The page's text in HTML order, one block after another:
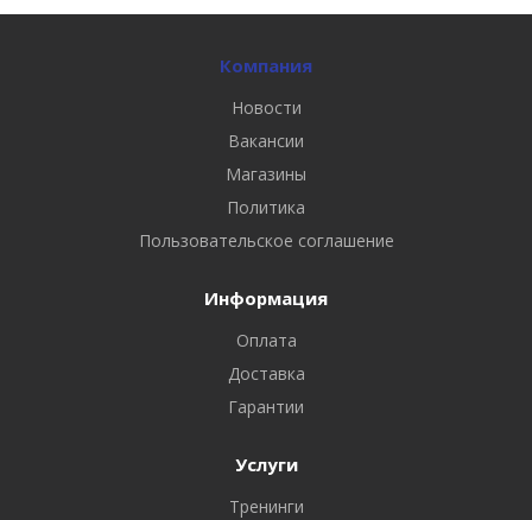
Компания
Новости
Вакансии
Магазины
Политика
Пользовательское соглашение
Информация
Оплата
Доставка
Гарантии
Услуги
Тренинги